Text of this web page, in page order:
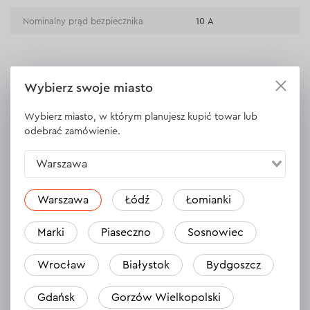
Nominalny prąd bezpiecznika 10 А
Opinie
Wybierz swoje miasto
Wybierz miasto, w którym planujesz kupić towar lub
odebrać zamówienie.
Warszawa
Warszawa Łódź Łomianki
Marki Piaseczno Sosnowiec
Wrocław Białystok Bydgoszcz
Gdańsk Gorzów Wielkopolski